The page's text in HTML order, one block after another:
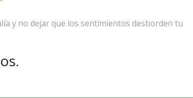
y no dejar que los sentimientos desborden tu